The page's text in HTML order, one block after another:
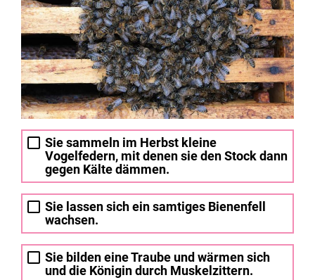
Sie sammeln im Herbst kleine
Vogelfedern, mit denen sie den Stock dann
gegen Kälte dämmen.
Sie lassen sich ein samtiges Bienenfell
wachsen.
Sie bilden eine Traube und wärmen sich
und die Königin durch Muskelzittern.